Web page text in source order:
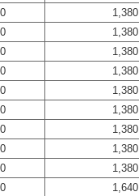
0 1,380
0 1,380
0 1,380
0 1,380
0 1,380
0 1,380
0 1,380
0 1,380
0 1,380
0 1,640